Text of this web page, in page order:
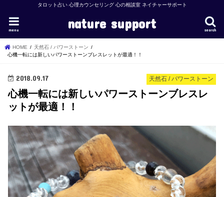
タロット占い 心理カウンセリング 心の相談室 ネイチャーサポート
nature support search
menu
HOME
天然石 / パワーストーン
心機一転には新しいパワーストーンブレスレットが最適！！
天然石 / パワーストーン
2018.09.17
心機一転には新しいパワーストーンブレスレ
ットが最適！！